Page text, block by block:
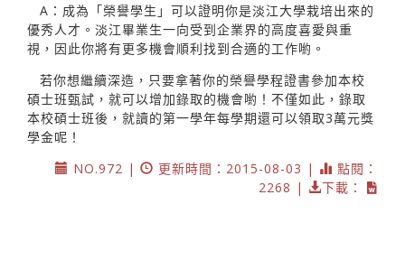
A：成為「榮譽學生」可以證明你是淡江大學栽培出來的
優秀人才。淡江畢業生一向受到企業界的高度喜愛與重
視，因此你將有更多機會順利找到合適的工作喲。
若你想繼續深造，只要拿著你的榮譽學程證書參加本校
碩士班甄試，就可以增加錄取的機會喲！不僅如此，錄取
本校碩士班後，就讀的第一學年每學期還可以領取3萬元獎
學金呢！
NO.972 |
更新時間：2015-08-03 |
點閱：
2268 |
下載：